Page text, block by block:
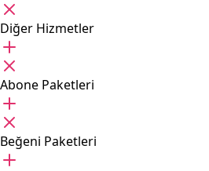
Diğer Hizmetler
Abone Paketleri
Beğeni Paketleri